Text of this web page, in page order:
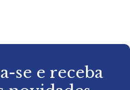
se e receba